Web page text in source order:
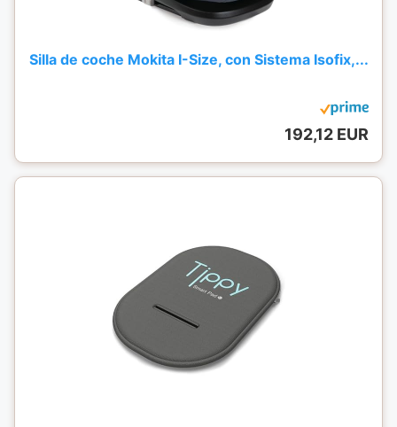
Silla de coche Mokita I-Size, con Sistema Isofix,...
192,12 EUR